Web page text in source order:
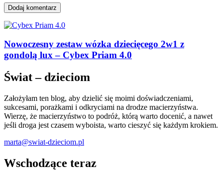
Nowoczesny zestaw wózka dziecięcego 2w1 z
gondolą lux – Cybex Priam 4.0
Świat – dzieciom
Założyłam ten blog, aby dzielić się moimi doświadczeniami,
sukcesami, porażkami i odkryciami na drodze macierzyństwa.
Wierzę, że macierzyństwo to podróż, którą warto docenić, a nawet
jeśli droga jest czasem wyboista, warto cieszyć się każdym krokiem.
marta@swiat-dzieciom.pl
Wschodzące teraz